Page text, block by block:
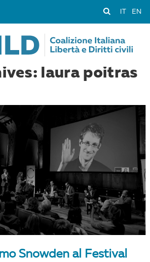
EN
laura poitras
Snowden al Festival